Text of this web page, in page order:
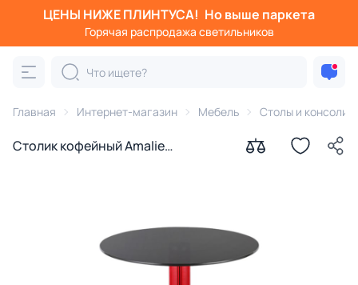
ЦЕНЫ НИЖЕ ПЛИНТУСА! Но выше паркета
Горячая распродажа светильников
Главная Интернет-магазин Мебель Столы и консоли
Столик кофейный Amalie